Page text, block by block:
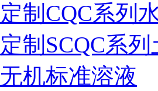
定制CQC系列
定制SCQC系
无机标准溶液